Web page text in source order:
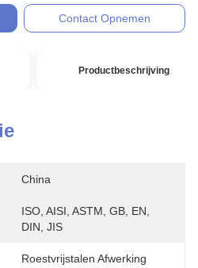
Contact Opnemen
Productbeschrijving
China
ISO, AISI, ASTM, GB, EN,
DIN, JIS
Roestvrijstalen Afwerking